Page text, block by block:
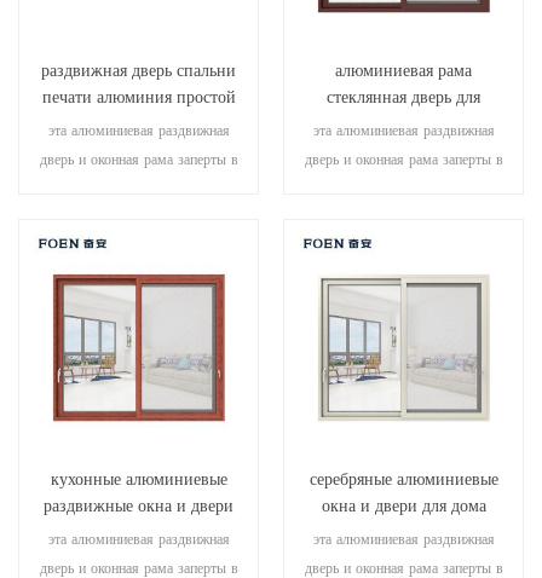
раздвижная дверь спальни
печати алюминия простой
конструкции деревянная
эта алюминиевая раздвижная
дверь и оконная рама заперты в
герметичность и безопасность.
различные типы дверей для
архитектурных потребностей.
алюминиевая рама
стеклянная дверь для
внутренней ванной
эта алюминиевая раздвижная
дверь и оконная рама заперты в
характеристики превосходны.
различные типы дверей для
архитектурных потребностей
кухонные алюминиевые
раздвижные окна и двери
эта алюминиевая раздвижная
дверь и оконная рама заперты в
серебряные алюминиевые
окна и двери для дома
эта алюминиевая раздвижная
дверь и оконная рама заперты в